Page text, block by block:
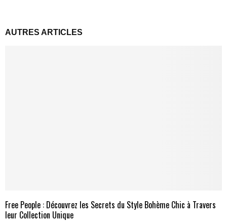
AUTRES ARTICLES
Free People : Découvrez les Secrets du Style Bohème Chic à Travers
leur Collection Unique